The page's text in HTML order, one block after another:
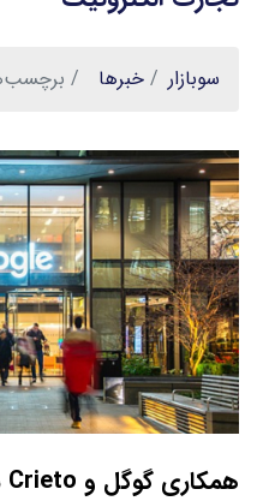
سوبازار خبر‌ها
همکاری گوگل و Crieto در زمینه رسانه خرده‌فروشی